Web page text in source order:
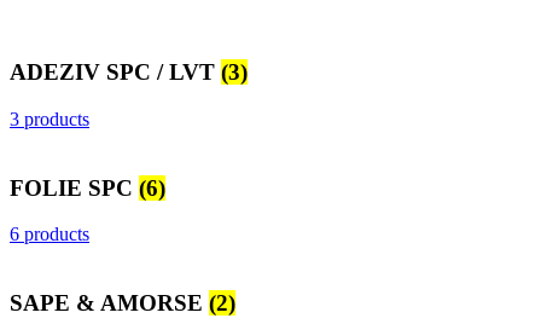
ADEZIV SPC / LVT (3)
3 products
FOLIE SPC (6)
6 products
SAPE & AMORSE (2)